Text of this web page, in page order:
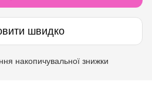
швидко
накопичувальної знижки